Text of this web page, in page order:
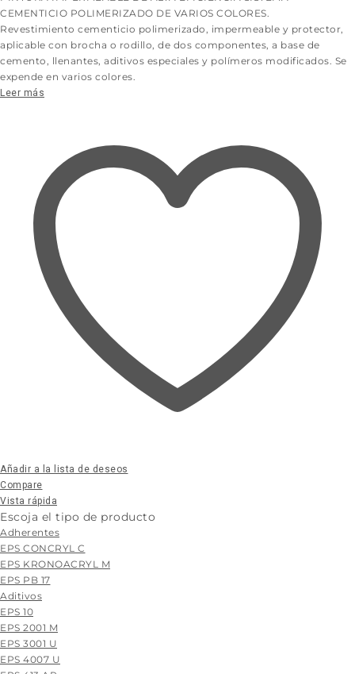
CEMENTICIO POLIMERIZADO DE VARIOS COLORES.
Revestimiento cementicio polimerizado, impermeable y protector,
aplicable con brocha o rodillo, de dos componentes, a base de
cemento, llenantes, aditivos especiales y polímeros modificados. Se
expende en varios colores.
Leer más
Añadir a la lista de deseos
Compare
Vista rápida
Escoja el tipo de producto
Adherentes
EPS CONCRYL C
EPS KRONOACRYL M
EPS PB 17
Aditivos
EPS 10
EPS 2001 M
EPS 3001 U
EPS 4007 U